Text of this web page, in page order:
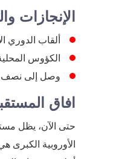
الإنجازات
ألقاب الدوري
الكؤوس
وصل إلى نصف
افاق
حتى الآن، يظل
الأوروبية